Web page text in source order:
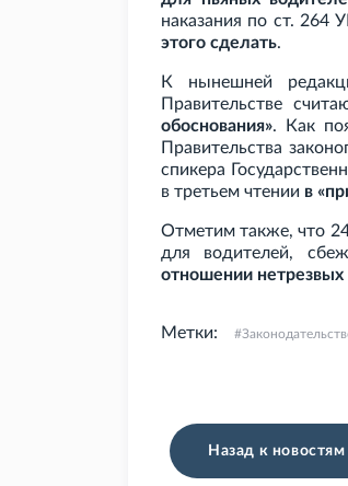
наказания по ст. 264
этого сделать.
К нынешней
Правительстве
обоснования». Как
Правительства
спикера
в третьем чтении в
Отметим также, что
для водителей,
отношении нетрезвых
Метки:
Назад к новостям